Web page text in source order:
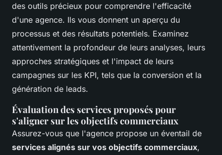
des outils précieux pour comprendre l'efficacité
d'une agence. Ils vous donnent un aperçu du
processus et des résultats potentiels. Examinez
attentivement la profondeur de leurs analyses, leurs
approches stratégiques et l'impact de leurs
campagnes sur les KPI, tels que la conversion et la
génération de leads.
Évaluation des services proposés pour
s'aligner sur les objectifs commerciaux
Assurez-vous que l'agence propose un éventail de
services alignés sur vos objectifs commerciaux,